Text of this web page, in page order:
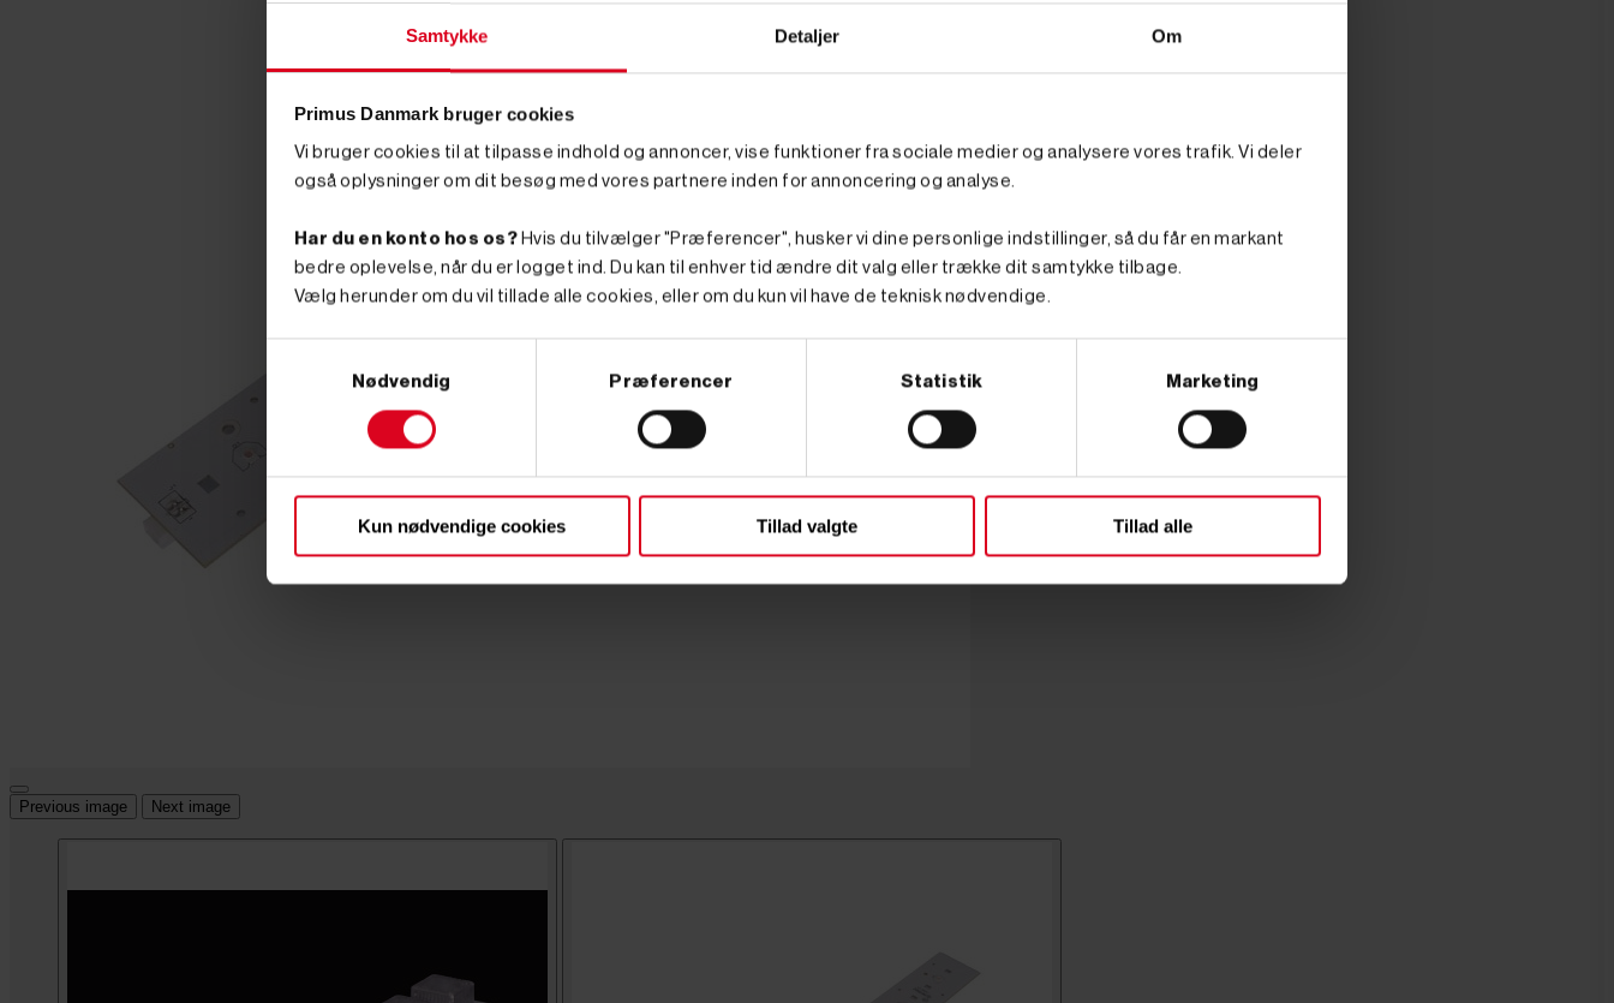
Samtykke Detaljer Om
Primus Danmark bruger cookies
Vi bruger cookies til at tilpasse indhold og annoncer, vise funktioner fra sociale medier og analysere vores trafik. Vi deler
også oplysninger om dit besøg med vores partnere inden for annoncering og analyse.
Har du en konto hos os? Hvis du tilvælger "Præferencer", husker vi dine personlige indstillinger, så du får en markant
bedre oplevelse, når du er logget ind. Du kan til enhver tid ændre dit valg eller trække dit samtykke tilbage.
Vælg herunder om du vil tillade alle cookies, eller om du kun vil have de teknisk nødvendige.
Nødvendig Præferencer Statistik Marketing
Kun nødvendige cookies Tillad valgte Tillad alle
Previous image Next image